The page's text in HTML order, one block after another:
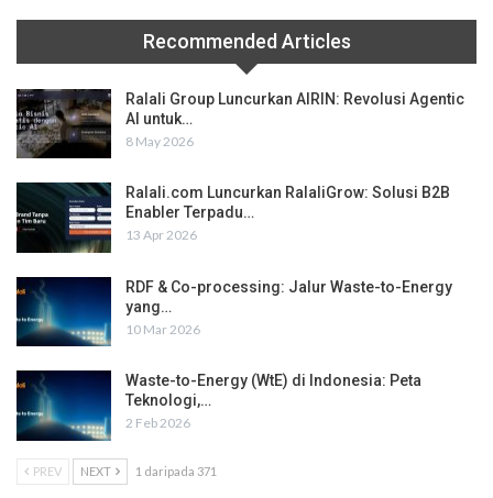
Recommended Articles
Ralali Group Luncurkan AIRIN: Revolusi Agentic
AI untuk…
8 May 2026
Ralali.com Luncurkan RalaliGrow: Solusi B2B
Enabler Terpadu…
13 Apr 2026
RDF & Co-processing: Jalur Waste-to-Energy
yang…
10 Mar 2026
Waste-to-Energy (WtE) di Indonesia: Peta
Teknologi,…
2 Feb 2026
PREV NEXT 1 daripada 371